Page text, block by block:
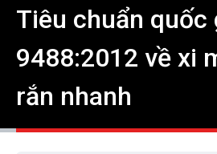
Tiêu chuẩn quốc
9488:2012 về xi
rắn nhanh